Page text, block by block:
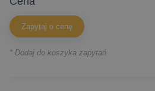
Zapytaj o cenę
* Dodaj do koszyka zapytań